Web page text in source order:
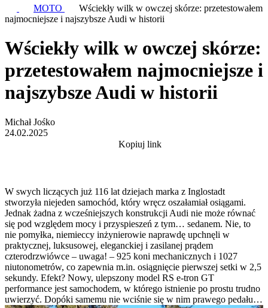
MOTO
Wściekły wilk w owczej skórze: przetestowałem
najmocniejsze i najszybsze Audi w historii
Wściekły wilk w owczej skórze:
przetestowałem najmocniejsze i
najszybsze Audi w historii
Michał Jośko
24.02.2025
Kopiuj link
W swych liczących już 116 lat dziejach marka z Inglostadt
stworzyła niejeden samochód, który wręcz oszałamiał osiągami.
Jednak żadna z wcześniejszych konstrukcji Audi nie może równać
się pod względem mocy i przyspieszeń z tym… sedanem. Nie, to
nie pomyłka, niemieccy inżynierowie naprawdę upchnęli w
praktycznej, luksusowej, eleganckiej i zasilanej prądem
czterodrzwiówce – uwaga! – 925 koni mechanicznych i 1027
niutonometrów, co zapewnia m.in. osiągnięcie pierwszej setki w 2,5
sekundy. Efekt? Nowy, ulepszony model RS e-tron GT
performance jest samochodem, w którego istnienie po prostu trudno
uwierzyć. Dopóki samemu nie wciśnie się w nim prawego pedału…